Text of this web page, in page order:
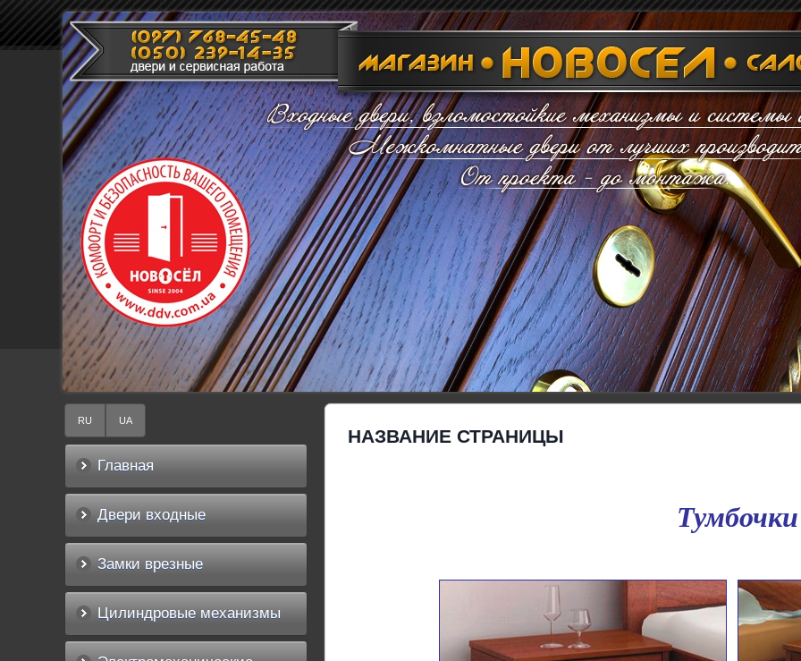
RU UA
Главная
Двери входные
Замки врезные
Цилиндровые механизмы
НАЗВАНИЕ СТРАНИЦЫ
Тумбочки